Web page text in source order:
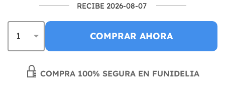
RECIBE 2026-08-07
COMPRAR AHORA
COMPRA 100% SEGURA EN FUNIDELIA